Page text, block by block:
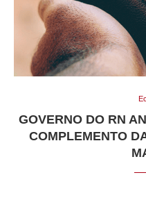
GOVERNO DO RN
COMPLEMENTO